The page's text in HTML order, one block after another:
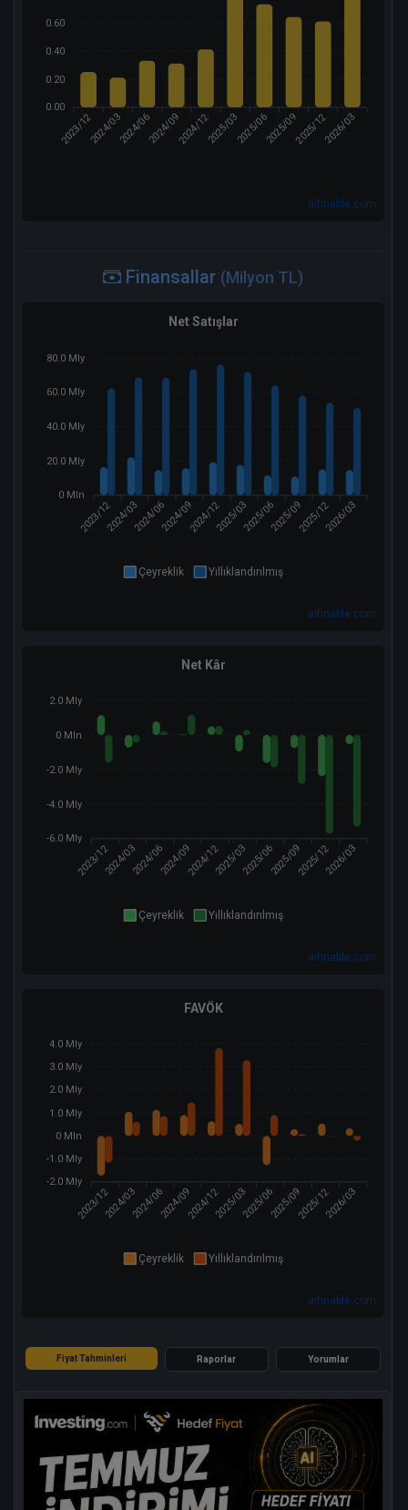
0.60
0.40
0.20
0.00
2023/122024/032024/062024/092024/122025/032025/062025/092025/122026/03
aifinable.com
Finansallar (Milyon TL)
Net Satışlar
80.0 Mly
60.0 Mly
40.0 Mly
20.0 Mly
0 Mln
2023/122024/032024/062024/092024/122025/032025/062025/092025/122026/03
Çeyreklik Yıllıklandırılmış
aifinable.com
Net Kâr
2.0 Mly
0 Mln
-2.0 Mly
-4.0 Mly
-6.0 Mly
2023/122024/032024/062024/092024/122025/032025/062025/092025/122026/03
Çeyreklik Yıllıklandırılmış
aifinable.com
FAVÖK
4.0 Mly
3.0 Mly
2.0 Mly
1.0 Mly
0 Mln
-1.0 Mly
-2.0 Mly
2023/122024/032024/062024/092024/122025/032025/062025/092025/122026/03
Çeyreklik Yıllıklandırılmış
aifinable.com
Fiyat Tahminleri Raporlar Yorumlar